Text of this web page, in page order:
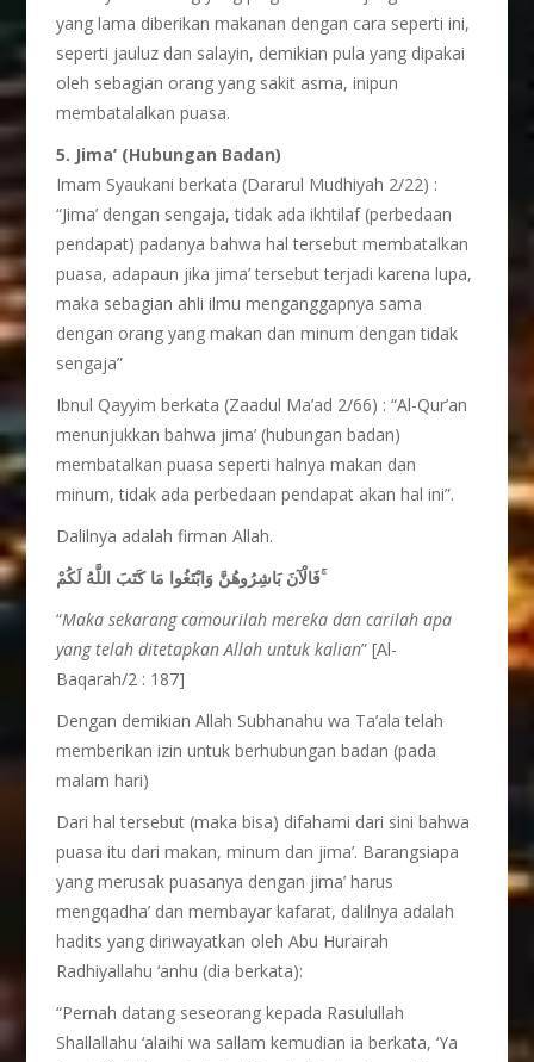
yang lama diberikan makanan dengan cara seperti ini,
seperti jauluz dan salayin, demikian pula yang dipakai
oleh sebagian orang yang sakit asma, inipun
membatalalkan puasa.
5. Jima’ (Hubungan Badan)
Imam Syaukani berkata (Dararul Mudhiyah 2/22) :
“Jima’ dengan sengaja, tidak ada ikhtilaf (perbedaan
pendapat) padanya bahwa hal tersebut membatalkan
puasa, adapaun jika jima’ tersebut terjadi karena lupa,
maka sebagian ahli ilmu menganggapnya sama
dengan orang yang makan dan minum dengan tidak
sengaja”
Ibnul Qayyim berkata (Zaadul Ma’ad 2/66) : “Al-Qur’an
menunjukkan bahwa jima’ (hubungan badan)
membatalkan puasa seperti halnya makan dan
minum, tidak ada perbedaan pendapat akan hal ini”.
Dalilnya adalah firman Allah.
فَالْآنَ بَاشِرُوهُنَّ وَابْتَغُوا مَا كَتَبَ اللَّهُ لَكُمْ ۚ
“Maka sekarang camourilah mereka dan carilah apa
yang telah ditetapkan Allah untuk kalian” [Al-
Baqarah/2 : 187]
Dengan demikian Allah Subhanahu wa Ta’ala telah
memberikan izin untuk berhubungan badan (pada
malam hari)
Dari hal tersebut (maka bisa) difahami dari sini bahwa
puasa itu dari makan, minum dan jima’. Barangsiapa
yang merusak puasanya dengan jima’ harus
mengqadha’ dan membayar kafarat, dalilnya adalah
hadits yang diriwayatkan oleh Abu Hurairah
Radhiyallahu ‘anhu (dia berkata):
“Pernah datang seseorang kepada Rasulullah
Shallallahu ‘alaihi wa sallam kemudian ia berkata, ‘Ya